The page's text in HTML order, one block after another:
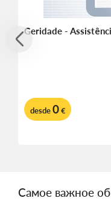
Geridade -
desde0€
Самое важное